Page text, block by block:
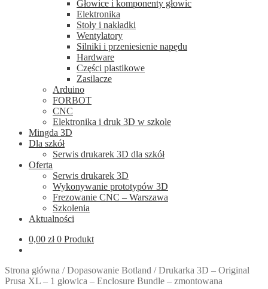
Głowice i komponenty głowic
Elektronika
Stoły i nakładki
Wentylatory
Silniki i przeniesienie napędu
Hardware
Części plastikowe
Zasilacze
Arduino
FORBOT
CNC
Elektronika i druk 3D w szkole
Mingda 3D
Dla szkół
Serwis drukarek 3D dla szkół
Oferta
Serwis drukarek 3D
Wykonywanie prototypów 3D
Frezowanie CNC – Warszawa
Szkolenia
Aktualności
0,00 zł 0 Produkt
Strona główna /Dopasowanie Botland /Drukarka 3D – Original
Prusa XL – 1 głowica – Enclosure Bundle – zmontowana